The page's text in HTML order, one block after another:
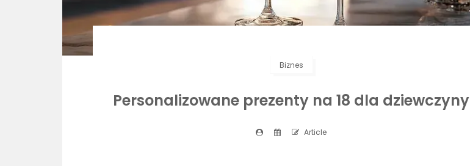
Biznes
Personalizowane prezenty na 18 dla dziewczyny
Article